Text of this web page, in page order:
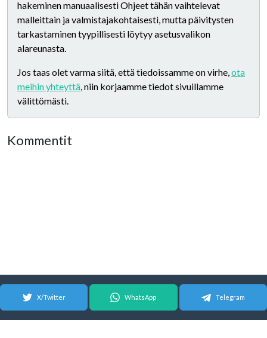
hakeminen manuaalisesti Ohjeet tähän vaihtelevat
malleittain ja valmistajakohtaisesti, mutta päivitysten
tarkastaminen tyypillisesti löytyy asetusvalikon
alareunasta.
Jos taas olet varma siitä, että tiedoissamme on virhe,ota
meihin yhteyttä, niin korjaamme tiedot sivuillamme
välittömästi.
Kommentit
X/Twitter WhatsApp Telegram